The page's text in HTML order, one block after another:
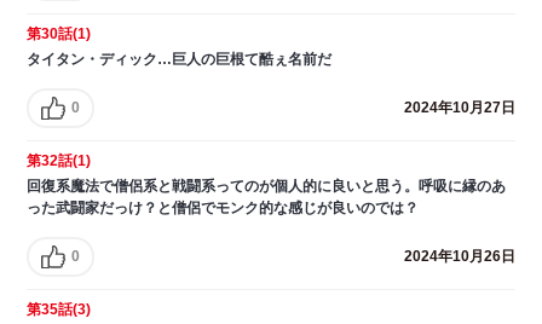
第30話(1)
タイタン・ディック…巨人の巨根て酷ぇ名前だ
0 2024年10月27日
第32話(1)
回復系魔法で僧侶系と戦闘系ってのが個人的に良いと思う。呼吸に縁のあ
った武闘家だっけ？と僧侶でモンク的な感じが良いのでは？
0 2024年10月26日
第35話(3)